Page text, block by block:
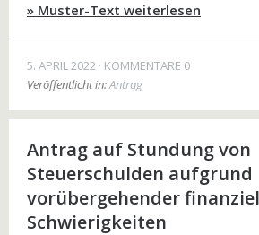
» Muster-Text weiterlesen
5. APRIL 2022 KOMMENTARE 0
Veröffentlicht in:Antrag
Antrag auf Stundung von
Steuerschulden aufgrund
vorübergehender
Schwierigkeiten